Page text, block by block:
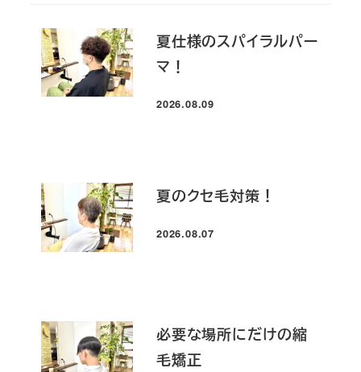
夏仕様のスパイラルパー
マ！
投稿日
2026.08.09
夏のクセ毛対策！
投稿日
2026.08.07
必要な場所にだけの縮
毛矯正